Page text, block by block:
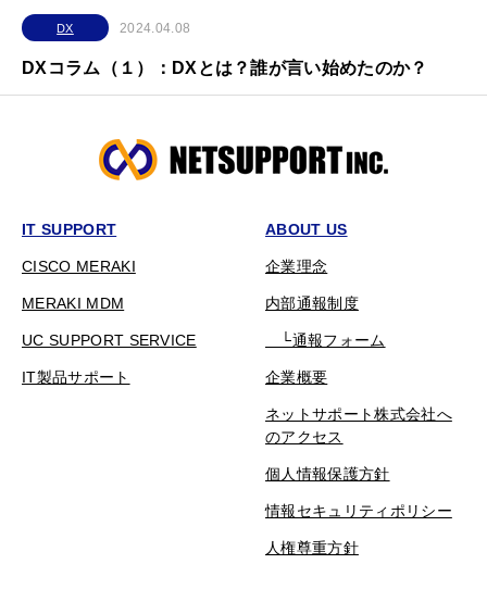
DX 2024.04.08
DXコラム（１）：DXとは？誰が言い始めたのか？
IT SUPPORT
CISCO MERAKI
MERAKI MDM
UC SUPPORT SERVICE
IT製品サポート
ABOUT US
企業理念
内部通報制度
└通報フォーム
企業概要
ネットサポート株式会社へ
のアクセス
個人情報保護方針
情報セキュリティポリシー
人権尊重方針